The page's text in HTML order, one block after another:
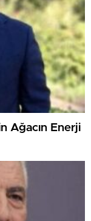
Ağacın Enerji